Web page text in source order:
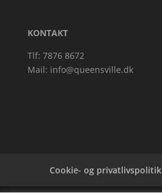
KONTAKT
Tlf: 7876 8672
Mail: info@queensville.dk
Cookie- og privatlivspolitik